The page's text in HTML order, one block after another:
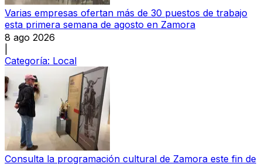
Varias empresas ofertan más de 30 puestos de trabajo
esta primera semana de agosto en Zamora
8 ago 2026
Categoría: Local
Consulta la programación cultural de Zamora este fin de